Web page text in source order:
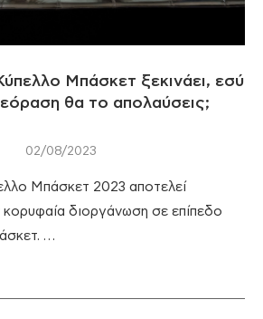
Μπάσκετ ξεκινάει, εσύ
θα το απολαύσεις;
02/08/2023
Μπάσκετ 2023 αποτελεί
κορυφαία διοργάνωση σε επίπεδο
…